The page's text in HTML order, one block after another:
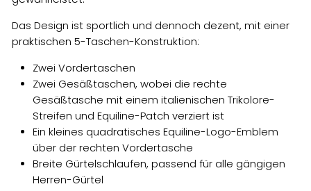
Das Design ist sportlich und dennoch dezent, mit einer
praktischen 5-Taschen-Konstruktion:
Zwei Vordertaschen
Zwei Gesäßtaschen, wobei die rechte
Gesäßtasche mit einem italienischen Trikolore-
Streifen und Equiline-Patch verziert ist
Ein kleines quadratisches Equiline-Logo-Emblem
über der rechten Vordertasche
Breite Gürtelschlaufen, passend für alle gängigen
Herren-Gürtel